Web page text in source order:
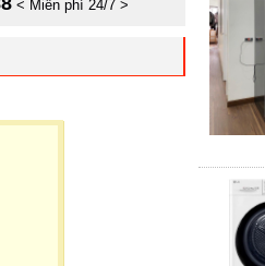
< Miễn phí 24/7 >